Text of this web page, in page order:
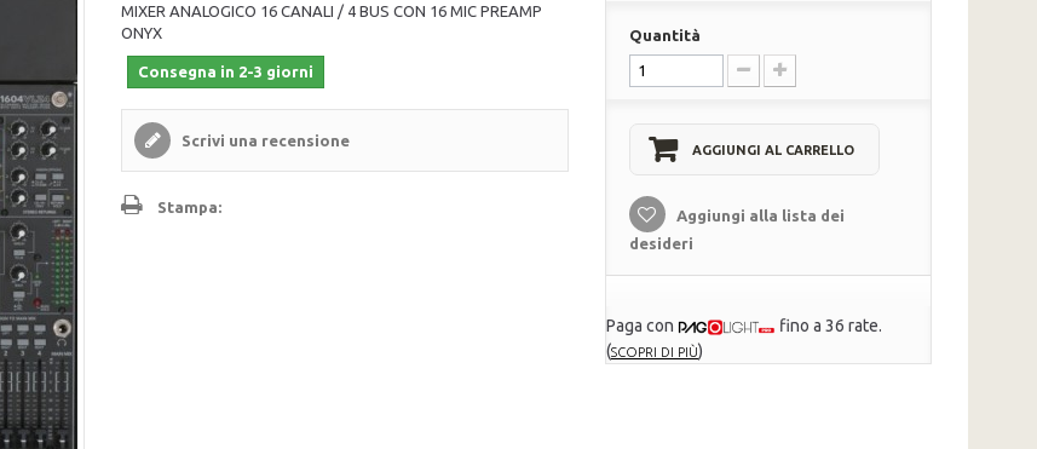
MIXER ANALOGICO 16 CANALI / 4 BUS CON 16 MIC PREAMP
ONYX
Consegna in 2-3 giorni
Scrivi una recensione
Stampa:
Quantità
AGGIUNGI AL CARRELLO
Aggiungi alla lista dei
desideri
Paga con
fino a 36 rate.
(SCOPRI DI PIÙ)